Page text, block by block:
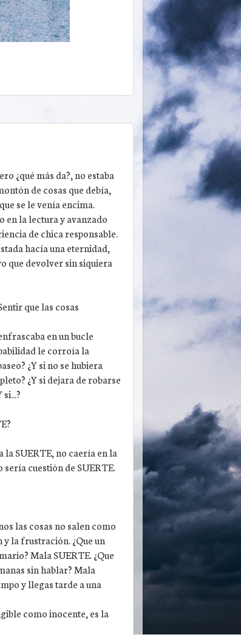
¿qué más da?, no estaba
de cosas que debía,
se le venía encima.
en la lectura y avanzado
de chica responsable.
hacía una eternidad,
que devolver sin siquiera
que las cosas
en un bucle
le corroía la
¿Y si no se hubiera
¿Y si dejara de robarse
la SUERTE, no caería en la
cuestión de SUERTE.
las cosas no salen como
la frustración. ¿Que un
Mala SUERTE. ¿Que
sin hablar? Mala
y llegas tarde a una
como inocente, es la